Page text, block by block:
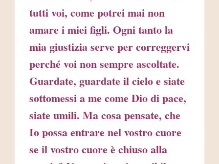
tutti voi, come potrei mai non
amare i miei figli. Ogni tanto la
mia giustizia serve per correggervi
perché voi non sempre ascoltate.
Guardate, guardate il cielo e siate
sottomessi a me come Dio di pace,
siate umili. Ma cosa pensate, che
Io possa entrare nel vostro cuore
se il vostro cuore è chiuso alla